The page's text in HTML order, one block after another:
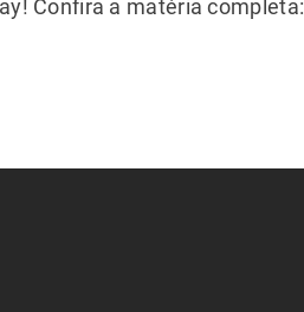
Confira a matéria completa: